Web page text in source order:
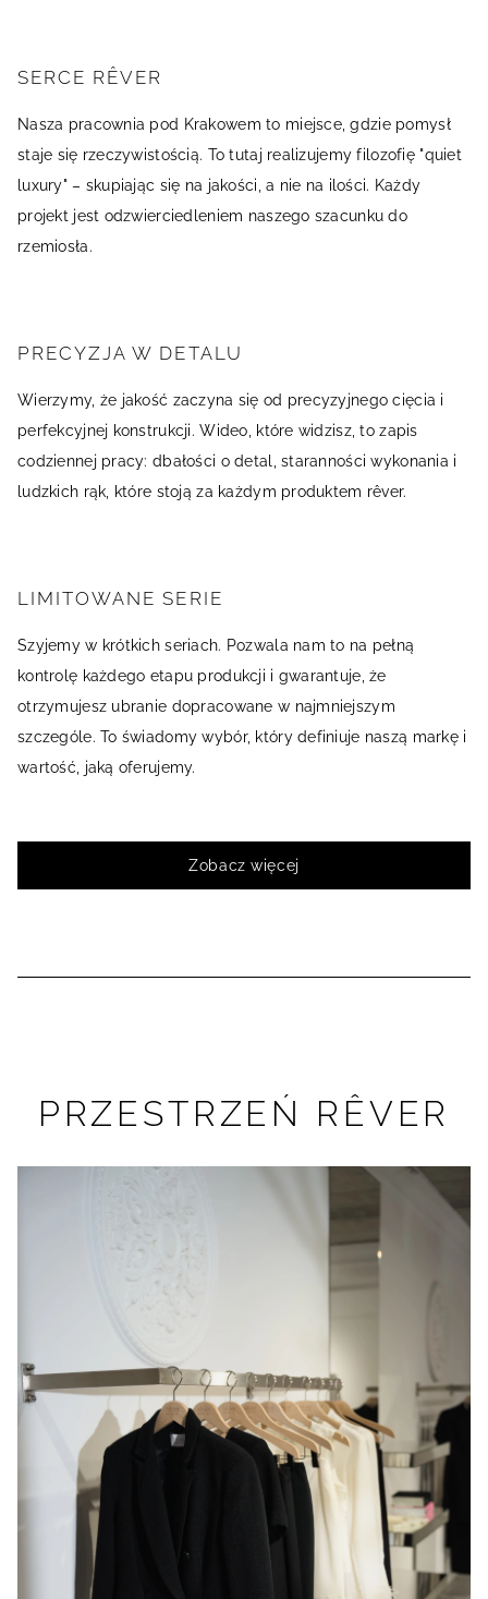
SERCE RÊVER
Nasza pracownia pod Krakowem to miejsce, gdzie pomysł
staje się rzeczywistością. To tutaj realizujemy filozofię "quiet
luxury" – skupiając się na jakości, a nie na ilości. Każdy
projekt jest odzwierciedleniem naszego szacunku do
rzemiosła.
PRECYZJA W DETALU
Wierzymy, że jakość zaczyna się od precyzyjnego cięcia i
perfekcyjnej konstrukcji. Wideo, które widzisz, to zapis
codziennej pracy: dbałości o detal, staranności wykonania i
ludzkich rąk, które stoją za każdym produktem rêver.
LIMITOWANE SERIE
Szyjemy w krótkich seriach. Pozwala nam to na pełną
kontrolę każdego etapu produkcji i gwarantuje, że
otrzymujesz ubranie dopracowane w najmniejszym
szczególe. To świadomy wybór, który definiuje naszą markę i
wartość, jaką oferujemy.
Zobacz więcej
PRZESTRZEŃ RÊVER